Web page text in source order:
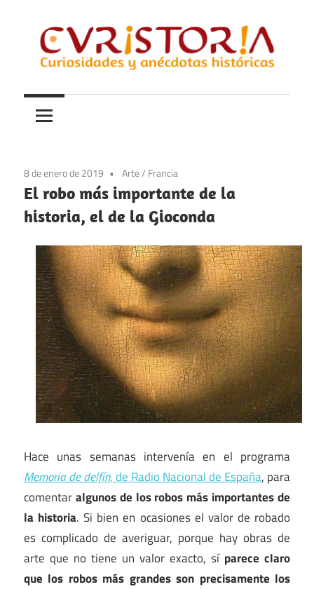
contenido
Curistoria
y
anécdotas
historia
8 de enero de 2019 Arte/ Francia
El robo más importante de la
historia, el de la Gioconda
Hace unas semanas intervenía en el programa
Memoria de delfín, de Radio Nacional de España, para
comentaralgunos de los robos más importantes de
la historia. Si bien en ocasiones el valor de robado
es complicado de averiguar, porque hay obras de
arte que no tiene un valor exacto, sí parece claro
que los robos más grandes son precisamente los